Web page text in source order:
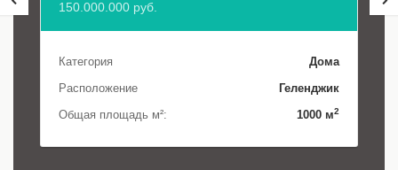
150.000.000 руб.
Категория
Дома
Расположение
Геленджик
Общая площадь м²:
1000 м2